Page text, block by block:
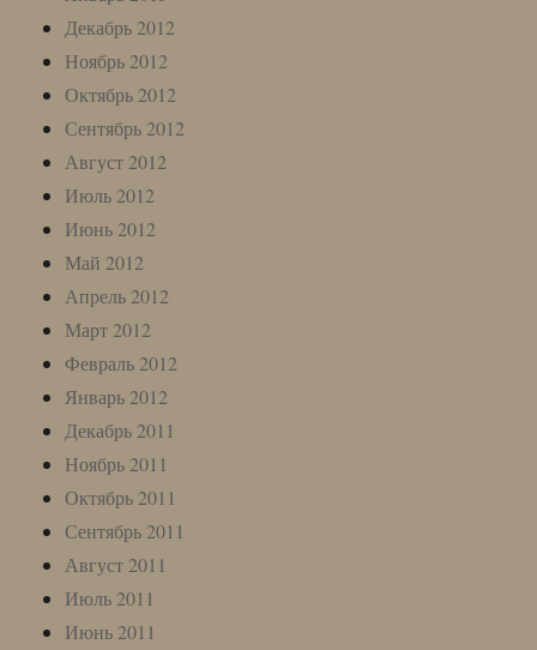
Декабрь 2012
Ноябрь 2012
Октябрь 2012
Сентябрь 2012
Август 2012
Июль 2012
Июнь 2012
Май 2012
Апрель 2012
Март 2012
Февраль 2012
Январь 2012
Декабрь 2011
Ноябрь 2011
Октябрь 2011
Сентябрь 2011
Август 2011
Июль 2011
Июнь 2011